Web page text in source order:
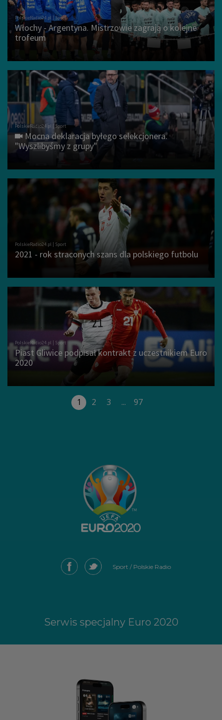
Włochy - Argentyna. Mistrzowie zagrają o kolejne
trofeum
Mocna deklaracja byłego selekcjonera.
"Wyszlibyśmy z grupy"
2021 - rok straconych szans dla polskiego futbolu
Piast Gliwice podpisał kontrakt z uczestnikiem Euro
2020
1 2 3 ... 97
Sport / Polskie Radio
Serwis specjalny Euro 2020